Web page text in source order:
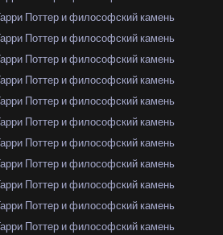
Поттер и философский камень
Поттер и философский камень
Поттер и философский камень
Поттер и философский камень
Поттер и философский камень
Поттер и философский камень
Поттер и философский камень
Поттер и философский камень
Поттер и философский камень
Поттер и философский камень
Поттер и философский камень